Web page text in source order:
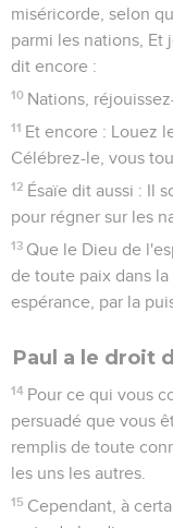
miséricorde, selon
parmi les nations, Et
dit encore :
10 Nations,
11 Et encore : Louez
Célébrez-le, vous
12 Ésaïe dit aussi : Il
pour régner sur les
13 Que le Dieu de
de toute paix dans
espérance, par la
Paul a le droit
14 Pour ce qui vous
persuadé que vous
remplis de toute
les uns les autres.
15 Cependant, à